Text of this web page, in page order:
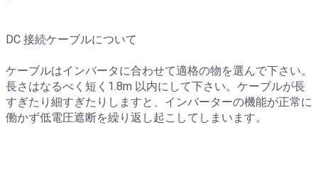
DC 接続ケーブルについて
ケーブルはインバータに合わせて適格の物を選んで下さい。
長さはなるべく短く1.8m 以内にして下さい。ケーブルが長
すぎたり細すぎたりしますと、インバーターの機能が正常に
働かず低電圧遮断を繰り返し起こしてしまいます。